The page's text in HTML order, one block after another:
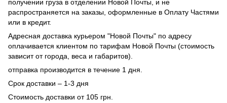
получении груза в отделении Новой Почты, и не
распространяется на заказы, оформленные в Оплату Частями
или в кредит.
Адресная доставка курьером "Новой Почты" по адресу
оплачивается клиентом по тарифам Новой Почты (стоимость
зависит от города, веса и габаритов).
отправка производится в течение 1 дня.
Срок доставки – 1-3 дня
Стоимость доставки от 105 грн.